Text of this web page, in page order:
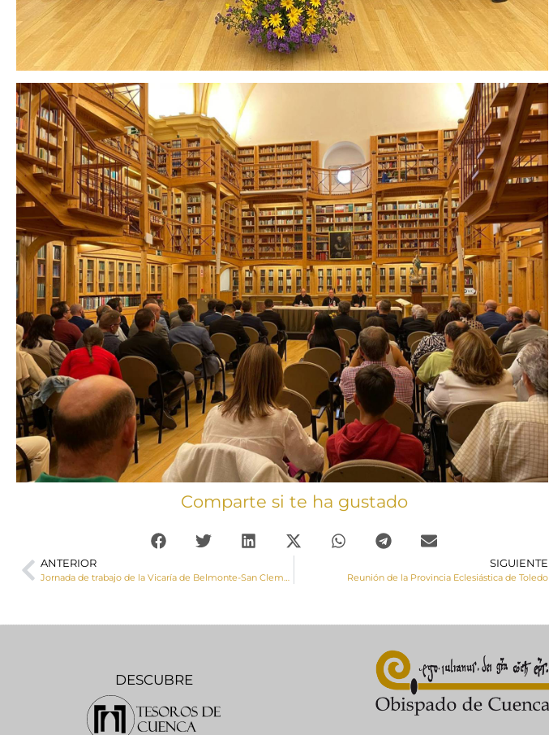
Comparte si te ha gustado
ANTERIOR
Jornada de trabajo de la Vicaría de Belmonte-San Clemente para abordar el nuevo Curso Pastoral 2022-2023
SIGUIENTE
Reunión de la Provincia Eclesiástica de Toledo
DESCUBRE